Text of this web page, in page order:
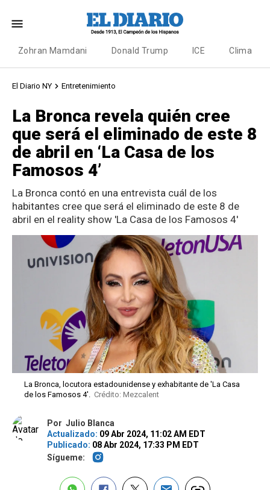
Zohran Mamdani Donald Trump ICE Clima
El Diario NY Entretenimiento
La Bronca revela quién cree
que será el eliminado de este 8
de abril en ‘La Casa de los
Famosos 4’
La Bronca contó en una entrevista cuál de los
habitantes cree que será el eliminado de este 8 de
abril en el reality show 'La Casa de los Famosos 4'
La Bronca, locutora estadounidense y exhabitante de 'La Casa
de los Famosos 4'. Crédito: Mezcalent
Por Julio Blanca
Actualizado: 09 Abr 2024, 11:02 AM EDT
Publicado: 08 Abr 2024, 17:33 PM EDT
Sígueme: